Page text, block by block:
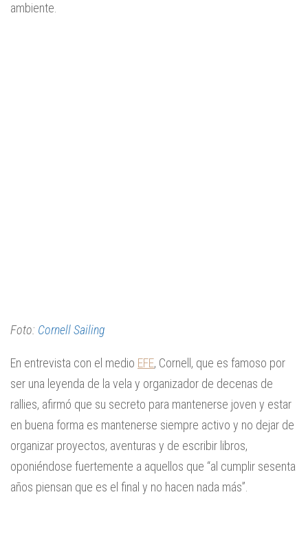
ambiente.
Foto: Cornell Sailing
En entrevista con el medio EFE, Cornell, que es famoso por
ser una leyenda de la vela y organizador de decenas de
rallies, afirmó que su secreto para mantenerse joven y estar
en buena forma es mantenerse siempre activo y no dejar de
organizar proyectos, aventuras y de escribir libros,
oponiéndose fuertemente a aquellos que “al cumplir sesenta
años piensan que es el final y no hacen nada más”.